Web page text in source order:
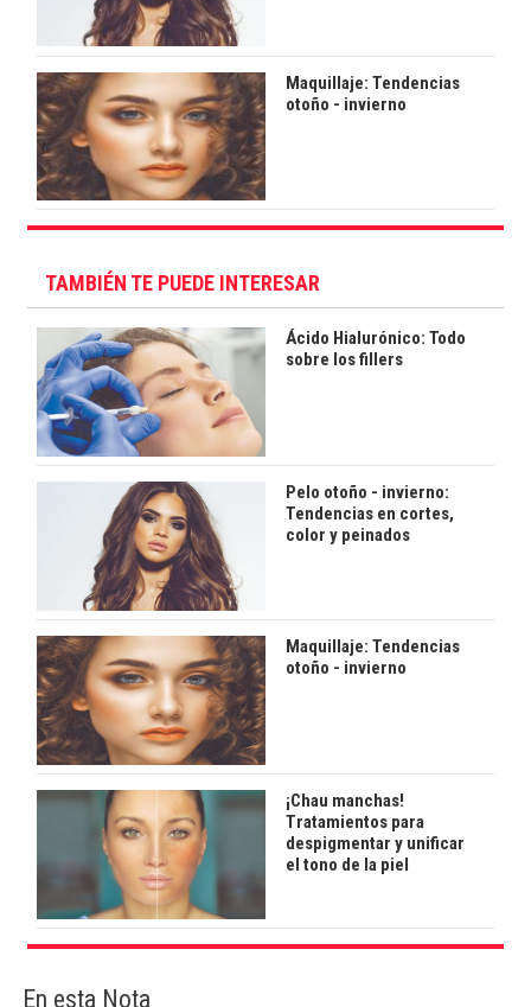
Maquillaje: Tendencias
otoño - invierno
TAMBIÉN TE PUEDE INTERESAR
Ácido Hialurónico: Todo
sobre los fillers
Pelo otoño - invierno:
Tendencias en cortes,
color y peinados
Maquillaje: Tendencias
otoño - invierno
¡Chau manchas!
Tratamientos para
despigmentar y unificar
el tono de la piel
En esta Nota